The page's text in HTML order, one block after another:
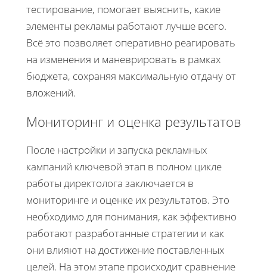
тестирование, помогает выяснить, какие
элементы рекламы работают лучше всего.
Всё это позволяет оперативно реагировать
на изменения и маневрировать в рамках
бюджета, сохраняя максимальную отдачу от
вложений.
Мониторинг и оценка результатов
После настройки и запуска рекламных
кампаний ключевой этап в полном цикле
работы директолога заключается в
мониторинге и оценке их результатов. Это
необходимо для понимания, как эффективно
работают разработанные стратегии и как
они влияют на достижение поставленных
целей. На этом этапе происходит сравнение